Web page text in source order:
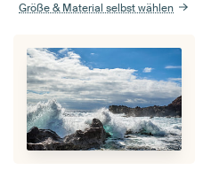
Größe & Material selbst wählen